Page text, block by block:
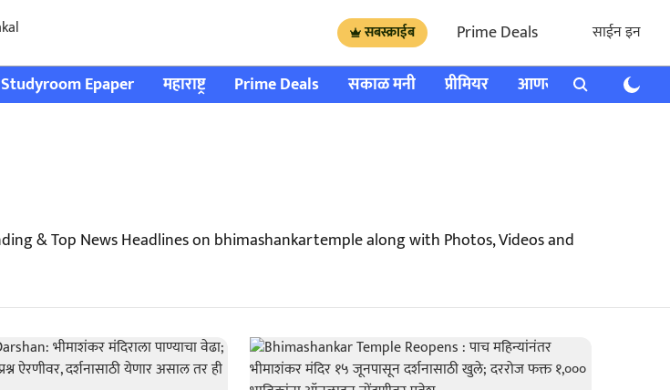
सबस्क्राईब Prime Deals साईन इन
Studyroom Epaper महाराष्ट्र Prime Deals सकाळ मनी प्रीमियर आणखी राशी भविष्य
& Top News Headlines on bhimashankartemple along with Photos, Videos and